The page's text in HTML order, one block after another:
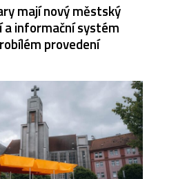
mají nový městský
a informační systém
provedení